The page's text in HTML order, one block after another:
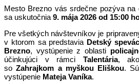
Mesto Brezno vás srdečne pozýva na
sa uskutočnia 9. mája 2026 od 15:00
Pre všetkých návštevníkov je
v ktorom sa predstavia Detský
Brezno, vystúpenie z oblasti
účinkujúci v rámci Talentária,
soZahrajkom a myškou Eliškou.
vystúpenie Mateja Vaníka.